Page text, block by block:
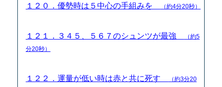
１２０．優勢時は５中心の手組みを （約4分20秒）
１２１．３４５、５６７のシュンツが最強
（約5
分20秒）
１２２．運量が低い時は赤と共に死す
（約3分20